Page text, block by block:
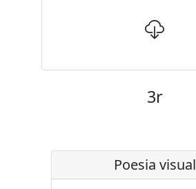
3r
Poesia visual